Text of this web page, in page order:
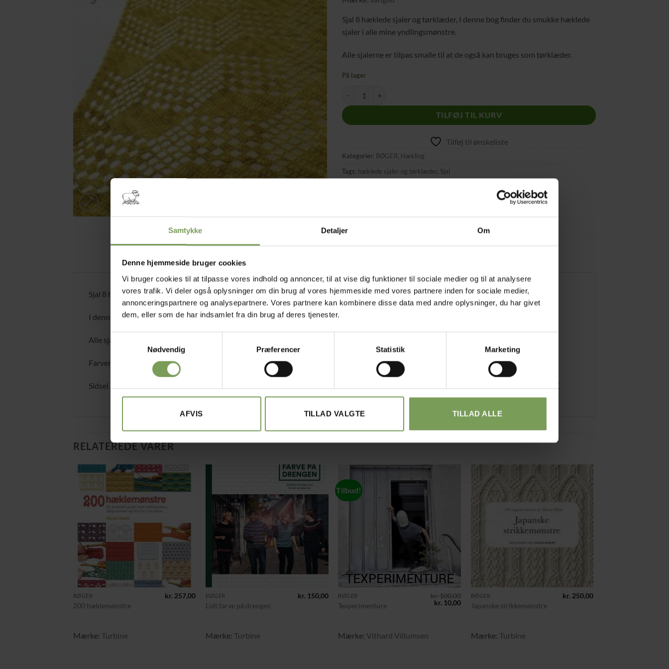
Samtykke Detaljer Om
Denne hjemmeside bruger cookies
Vi bruger cookies til at tilpasse vores indhold og annoncer, til at vise dig funktioner til sociale medier og til at analysere
vores trafik. Vi deler også oplysninger om din brug af vores hjemmeside med vores partnere inden for sociale medier,
annonceringspartnere og analysepartnere. Vores partnere kan kombinere disse data med andre oplysninger, du har givet
dem, eller som de har indsamlet fra din brug af deres tjenester.
Samtykkevalg
Nødvendig
Præferencer Statistik Marketing
AFVIS TILLAD VALGTE TILLAD ALLE
Sjal 8 hæklede sjaler og tørklæder, I denne bog finder du smukke hæklede
sjaler i alle mine yndlingsmønstre.
Alle sjalerne er tilpas smalle til at de også kan bruges som tørklæder.
På lager
TILFØJ TIL KURV
Tilføj til ønskeliste
Kategorier: BØGER, Hækling
Tags: hæklede sjaler og tørklæder, Sjal
Sjal 8 hæklede sjaler og tørklæder.
I denne bog finder du smukke hæklede sjaler i alle mine yndlingsmønstre.
Alle sjalerne er tilpas smalle til at de også kan bruges som tørklæder.
Farverne er inspireret af kystens natur. De fleste af opskrifterne har både tekst og diagram.
Sidsel Sangild har tidligere skrevet bøgerne ”Varme hænder”, ”Hækleværk”, ”Hovedstads”, ”3d-hækling”, ”Hæklede gaver” og ”Blødt til baby”.
RELATEREDE VARER
Tilføj til
ønskeliste
+
BØGER
200 hæklemønstre
kr. 257,00
Mærke: Turbine
ønskeliste
BØGER
Lidt farve på drengen
kr.150,00
Mærke:Turbine
Tilbud!
BØGER
Texperimenture
kr.100,00
Den
oprindelige
kr.10,00Den
aktuelle
Mærke:Vithard Villumsen
Tilføj til
ønskeliste
BØGER
Japanske strikkemønstre
kr. 250,00
Mærke: Turbine